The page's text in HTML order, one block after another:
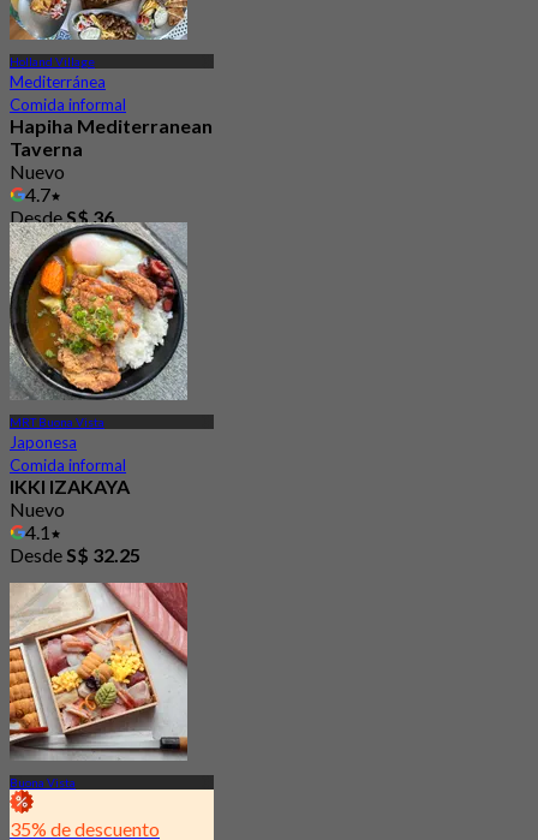
Holland Village
Mediterránea
Comida informal
Hapiha Mediterranean
Taverna
Nuevo
4.7
DesdeS$ 36
MRT Buona Vista
Japonesa
Comida informal
IKKI IZAKAYA
Nuevo
4.1
DesdeS$ 32.25
Buona Vista
35% de descuento